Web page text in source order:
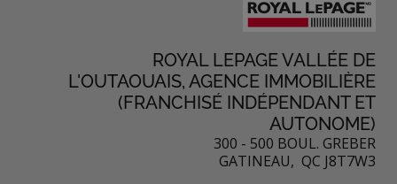
ROYAL LEPAGE VALLÉE DE
L'OUTAOUAIS, AGENCE IMMOBILIÈRE
(FRANCHISÉ INDÉPENDANT ET
AUTONOME)
300 - 500 BOUL. GREBER
GATINEAU, QC J8T7W3